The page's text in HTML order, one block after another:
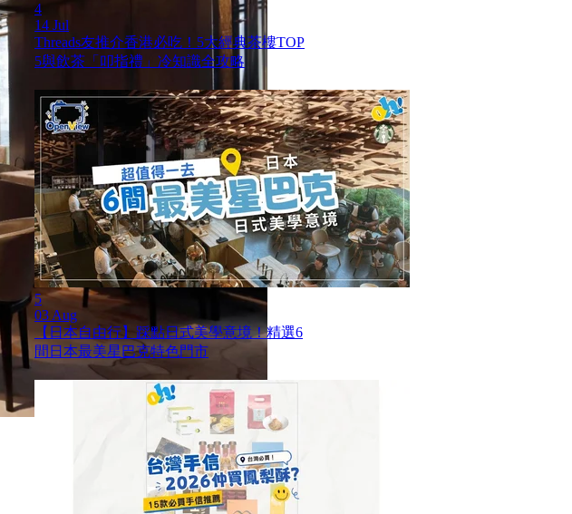
4
14 Jul
Threads友推介香港必吃！5大經典茶樓TOP
5與飲茶「叩指禮」冷知識全攻略
5
03 Aug
【日本自由行】踩點日式美學意境！精選6
間日本最美星巴克特色門市